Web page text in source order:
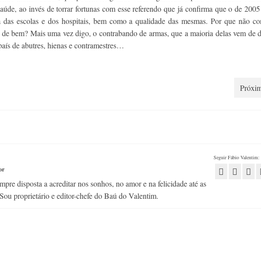
ao invés de torrar fortunas com esse referendo que já confirma que o de
escolas e dos hospitais, bem como a qualidade das mesmas. Por que não
bem? Mais uma vez digo, o contrabando de armas, que a maioria delas vem de
de abutres, hienas e contramestres…
Seguir Fábio Valentim:
disposta a acreditar nos sonhos, no amor e na felicidade até as
proprietário e editor-chefe do Baú do Valentim.